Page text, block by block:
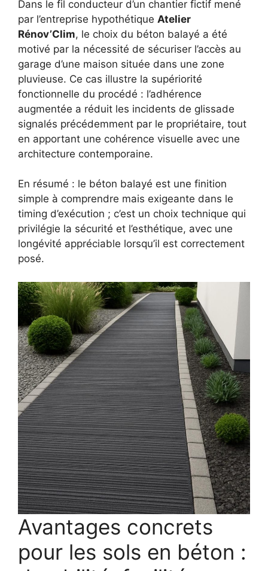
Dans le fil conducteur d’un chantier fictif mené
par l’entreprise hypothétique Atelier
Rénov’Clim, le choix du béton balayé a été
motivé par la nécessité de sécuriser l’accès au
garage d’une maison située dans une zone
pluvieuse. Ce cas illustre la supériorité
fonctionnelle du procédé : l’adhérence
augmentée a réduit les incidents de glissade
signalés précédemment par le propriétaire, tout
en apportant une cohérence visuelle avec une
architecture contemporaine.
En résumé : le béton balayé est une finition
simple à comprendre mais exigeante dans le
timing d’exécution ; c’est un choix technique qui
privilégie la sécurité et l’esthétique, avec une
longévité appréciable lorsqu’il est correctement
posé.
Avantages concrets
pour les sols en béton :